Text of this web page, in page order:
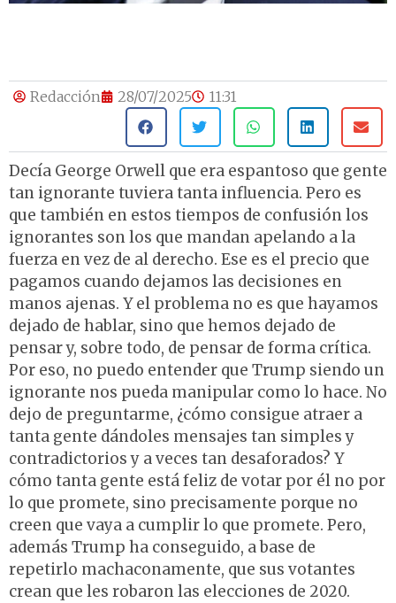
Redacción 28/07/2025 11:31
Decía George Orwell que era espantoso que gente
tan ignorante tuviera tanta influencia. Pero es
que también en estos tiempos de confusión los
ignorantes son los que mandan apelando a la
fuerza en vez de al derecho. Ese es el precio que
pagamos cuando dejamos las decisiones en
manos ajenas. Y el problema no es que hayamos
dejado de hablar, sino que hemos dejado de
pensar y, sobre todo, de pensar de forma crítica.
Por eso, no puedo entender que Trump siendo un
ignorante nos pueda manipular como lo hace. No
dejo de preguntarme, ¿cómo consigue atraer a
tanta gente dándoles mensajes tan simples y
contradictorios y a veces tan desaforados? Y
cómo tanta gente está feliz de votar por él no por
lo que promete, sino precisamente porque no
creen que vaya a cumplir lo que promete. Pero,
además Trump ha conseguido, a base de
repetirlo machaconamente, que sus votantes
crean que les robaron las elecciones de 2020.